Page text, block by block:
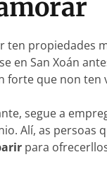
propiedades
en San Xoán
forte que non ten
segue a
Alí, as persoas
para